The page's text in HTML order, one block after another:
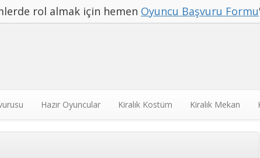
rol almak için hemen Oyuncu Başvuru Formu
Hazır Oyuncular Kiralık Kostüm Kiralık Mekan